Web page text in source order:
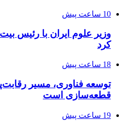
10 ساعت پیش
وزیر علوم ایران با رئیس
کرد
18 ساعت پیش
توسعه فناوری، مسیر
قطعه‌سازی است
19 ساعت پیش